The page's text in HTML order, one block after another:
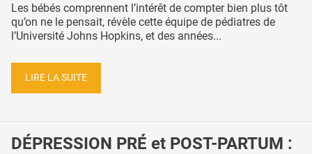
Les bébés comprennent l’intérêt de compter bien plus tôt
qu’on ne le pensait, révèle cette équipe de pédiatres de
l’Université Johns Hopkins, et des années...
LIRE LA SUITE
DÉPRESSION PRÉ et POST-PARTUM :